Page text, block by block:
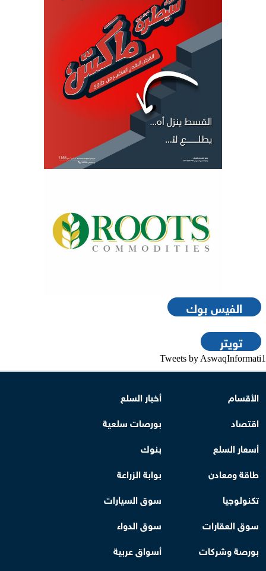
الفيس بوك
تويتر
Tweets by AswaqInformati1
الأقسام
أخبار السلع
اقتصاد
بورصات سلعية
أسعار السلع
بنوك
طاقة ومعادن
بوابة الزراعة
تكنولوجيا
سوق السيارات
سوق العقارات
سوق الدواء
بورصة وشركات
أسواق عربية